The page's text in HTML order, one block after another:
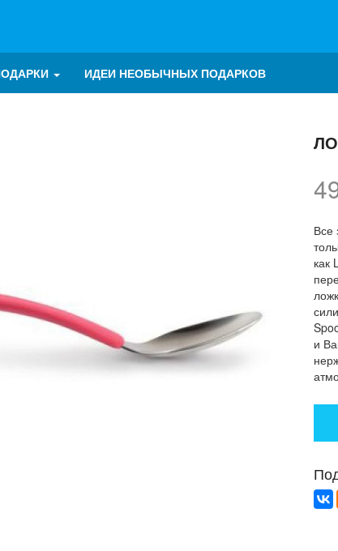
ИДЕИ НЕОБЫЧНЫХ ПОДАРКОВ
Все
как
и